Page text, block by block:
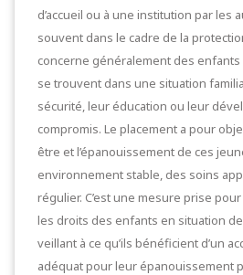
d’accueil ou à une institution par les
souvent dans le cadre de la
concerne généralement des
se trouvent dans une situation
sécurité, leur éducation ou leur
compromis. Le placement a pour
être et l’épanouissement de ces
environnement stable, des soins
régulier. C’est une mesure prise
les droits des enfants en situation
veillant à ce qu’ils bénéficient d’un
adéquat pour leur épanouissement